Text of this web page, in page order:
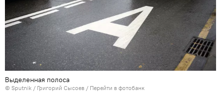
Выделенная полоса
© Sputnik / Григорий Сысоев / Перейти в фотобанк